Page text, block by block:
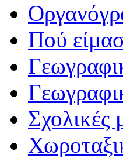
Πού
Σχολικές